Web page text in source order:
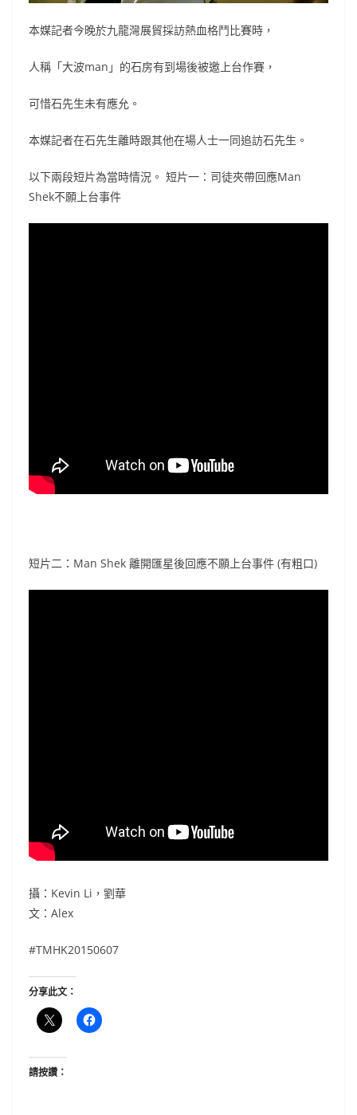
本媒記者今晚於九龍灣展貿採訪熱血格鬥比賽時，
人稱「大波man」的石房有到場後被邀上台作賽，
可惜石先生未有應允。
本媒記者在石先生離時跟其他在場人士一同追訪石先生。
以下兩段短片為當時情況。 短片一：司徒夾帶回應Man
Shek不願上台事件
短片二：Man Shek 離開匯星後回應不願上台事件 (有粗口)
攝：Kevin Li，劉華
文：Alex
#TMHK20150607
分享此文：
請按讚：